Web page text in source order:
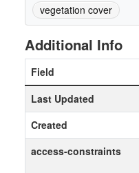
vegetation cover
Additional Info
Field
Last Updated
Created
access-constraints